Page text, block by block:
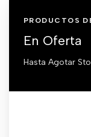
PRODUCTOS
En Oferta
Hasta Agotar